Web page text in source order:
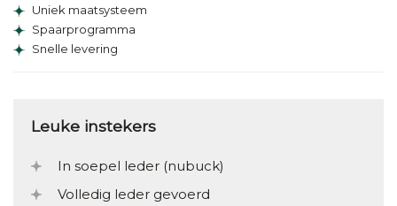
Uniek maatsysteem
Spaarprogramma
Snelle levering
Leuke instekers
In soepel leder (nubuck)
Volledig leder gevoerd